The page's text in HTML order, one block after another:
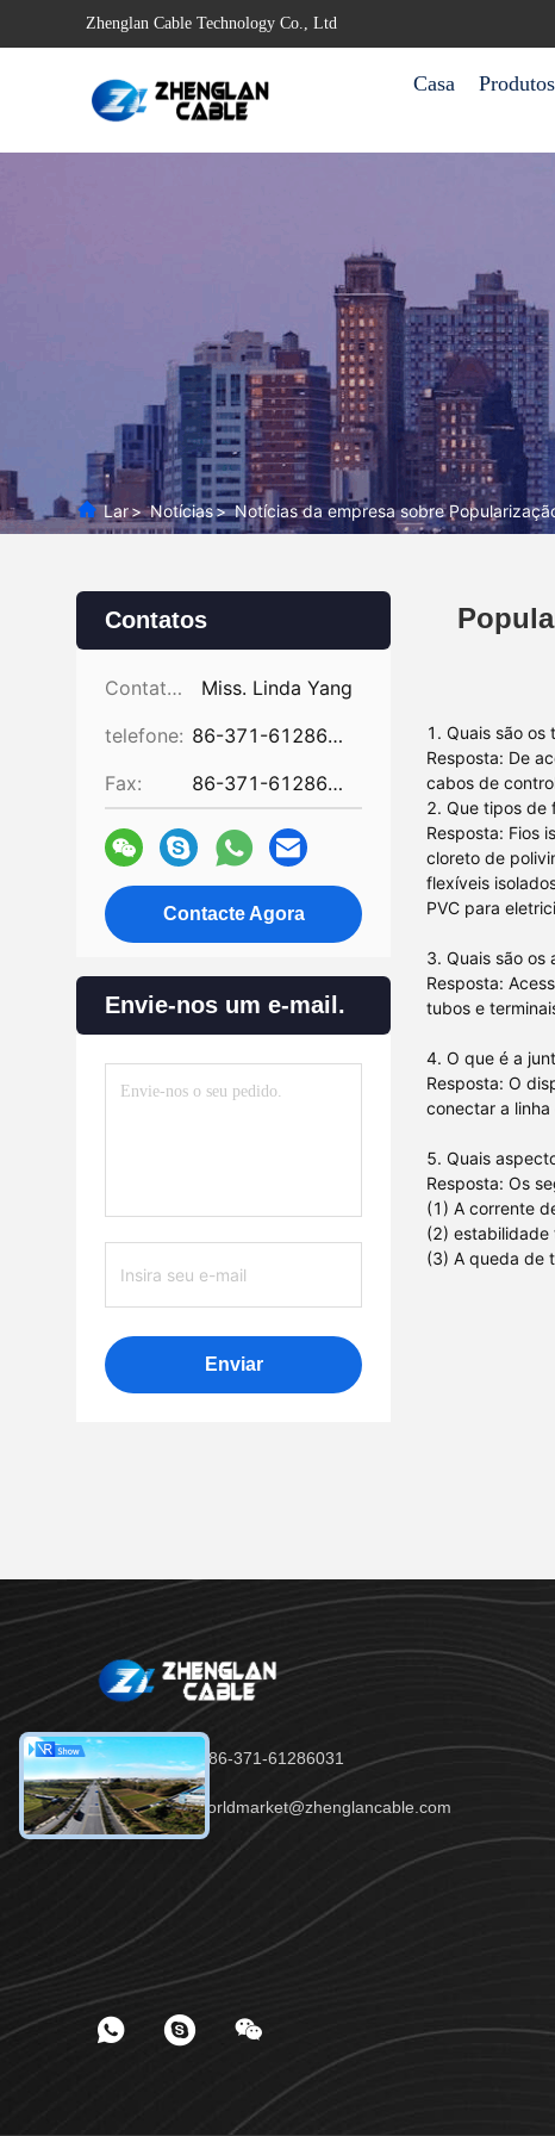
Zhenglan Cable Technology Co., Ltd
Casa Produtos
Lar> Notícias> Notícias da empresa sobre
Contatos
Contatos:
Miss. Linda Yang
telefone:
86-371-61286031
Fax:
86-371-61286032
Contacte Agora
Envie-nos um e-mail.
Enviar
1. Quais são
Resposta: De
cabos de
2. Que tipos de
Resposta: Fios
cloreto de
flexíveis
PVC para
3. Quais são os
Resposta:
tubos e
4. O que é a
Resposta: O
conectar a
5. Quais
Resposta: Os
(1) A corrente
(2) estabilidade
(3) A queda de
telefone：86-371-61286031
E-mail：worldmarket@zhenglancable.com